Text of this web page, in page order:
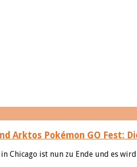
Pokémon GO Fest:
Chicago ist nun zu Ende und es